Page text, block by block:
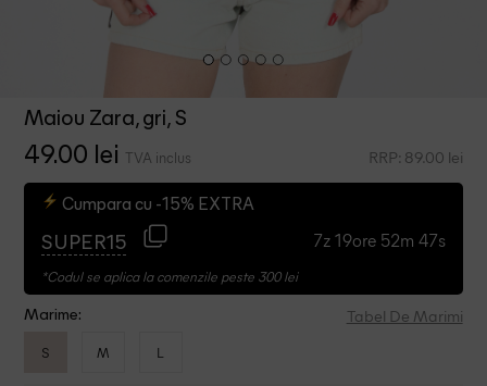
Maiou Zara, gri, S
49.00 lei TVA inclus RRP: 89.00 lei
Cumpara cu -15% EXTRA
SUPER15 7z 19ore 52m 46s
*Codul se aplica la comenzile peste 300 lei
Marime: Tabel De Marimi
S M L